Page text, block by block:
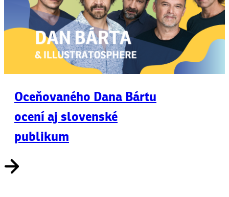
Oceňovaného Dana Bártu
ocení aj slovenské
publikum